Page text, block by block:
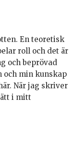
En teoretisk
roll och det är
och beprövad
och min kunskap
När jag skriver
i mitt